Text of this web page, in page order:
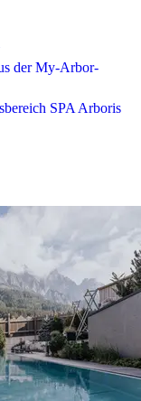
der My-Arbor-
SPA Arboris